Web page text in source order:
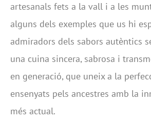
artesanals fets a la vall i a les
alguns dels exemples que us hi
admiradors dels sabors autèntics
una cuina sincera, sabrosa i
en generació, que uneix a la
ensenyats pels ancestres amb la
més actual.